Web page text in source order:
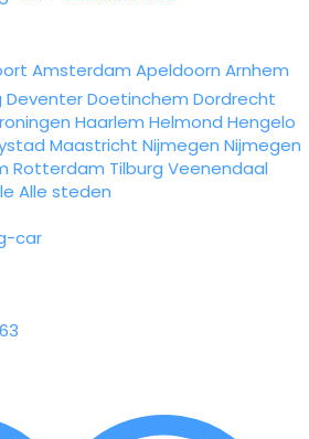
Amsterdam Apeldoorn Arnhem
DeventerDoetinchem Dordrecht
Haarlem Helmond Hengelo
Maastricht Nijmegen Nijmegen
Rotterdam Tilburg Veenendaal
Alle steden
car